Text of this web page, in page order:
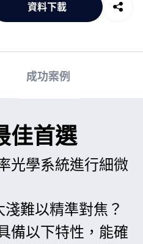
資料下載
成功案例
佳首選
光學系統進行細微
難以精準對焦？
備以下特性，能確